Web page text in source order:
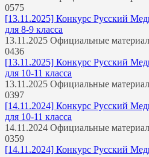
0575
[13.11.2025] Конкурс Русский
для 8-9 класса
13.11.2025 Официальные
0436
[13.11.2025] Конкурс Русский
для 10-11 класса
13.11.2025 Официальные
0397
[14.11.2024] Конкурс Русский
для 10-11 класса
14.11.2024 Официальные
0359
[14.11.2024] Конкурс Русский